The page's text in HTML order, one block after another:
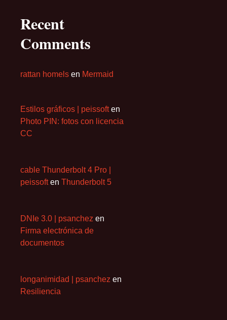
Recent
Comments
rattan homels en Mermaid
Estilos gráficos | peissoften
Photo PIN: fotos con licencia
CC
cable Thunderbolt 4 Pro |
peissoften Thunderbolt 5
DNIe 3.0 | psanchez en
Firma electrónica de
documentos
longanimidad | psanchez en
Resiliencia